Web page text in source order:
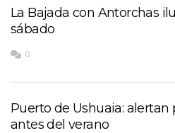
La Bajada con Antorchas
sábado
0
Puerto de Ushuaia: alertan
antes del verano